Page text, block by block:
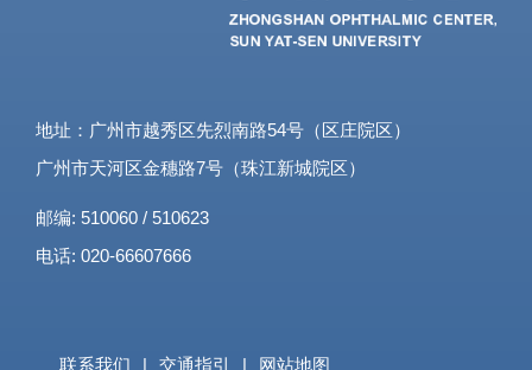
地址：广州市越秀区先烈南路54号（区庄院区）
广州市天河区金穗路7号（珠江新城院区）
邮编: 510060 / 510623
电话: 020-66607666
联系我们 交通指引
网站地图